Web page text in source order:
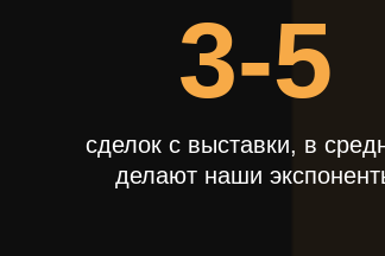
3-5
сделок с выставки, в
делают наши